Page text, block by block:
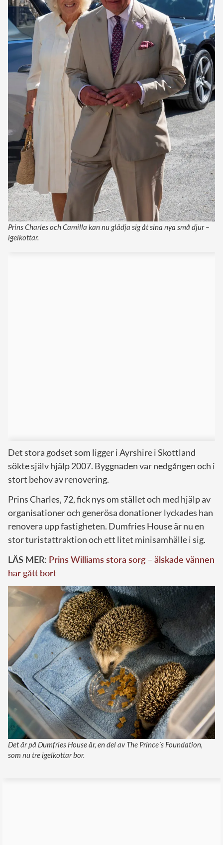
Prins Charles och Camilla kan nu glädja sig åt sina nya små djur –
igelkottar.
Det stora godset som ligger i Ayrshire i Skottland
sökte själv hjälp 2007. Byggnaden var nedgången och i
stort behov av renovering.
Prins Charles, 72, fick nys om stället och med hjälp av
organisationer och generösa donationer lyckades han
renovera upp fastigheten. Dumfries House är nu en
stor turistattraktion och ett litet minisamhälle i sig.
LÄS MER: Prins Williams stora sorg – älskade vännen
har gått bort
Det är på Dumfries House är, en del av The Prince´s Foundation,
som nu tre igelkottar bor.